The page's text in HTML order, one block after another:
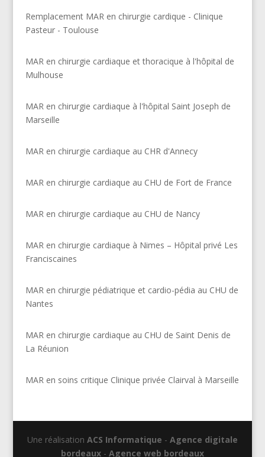
Remplacement MAR en chirurgie cardique - Clinique
Pasteur - Toulouse
MAR en chirurgie cardiaque et thoracique à l'hôpital de
Mulhouse
MAR en chirurgie cardiaque à l'hôpital Saint Joseph de
Marseille
MAR en chirurgie cardiaque au CHR d'Annecy
MAR en chirurgie cardiaque au CHU de Fort de France
MAR en chirurgie cardiaque au CHU de Nancy
MAR en chirurgie cardiaque à Nimes – Hôpital privé Les
Franciscaines
MAR en chirurgie pédiatrique et cardio-pédia au CHU de
Nantes
MAR en chirurgie cardiaque au CHU de Saint Denis de
La Réunion
MAR en soins critique Clinique privée Clairval à Marseille
Une réalisation ACS Informatique - Agence digitale
bordeaux- Agence web bordeaux